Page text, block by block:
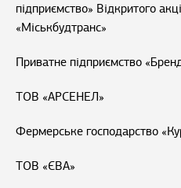
підприємство» Відкритого
«Міськбудтранс»
Приватне підприємство
ТОВ «АРСЕНЕЛ»
Фермерське господарство
ТОВ «ЄВА»